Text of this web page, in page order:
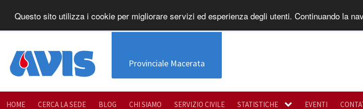
Questo sito utilizza i cookie per migliorare servizi ed esperienza degli utenti. Continuando la
Provinciale Macerata
HOME CERCA LA SEDE BLOG CHI SIAMO SERVIZIO CIVILE STATISTICHE EVENTI